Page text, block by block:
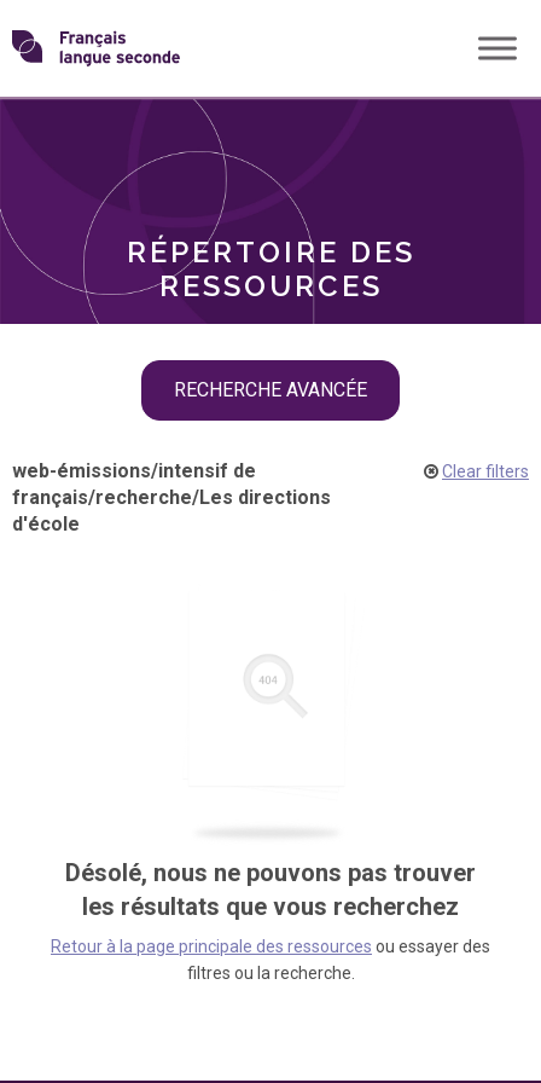
Skip
toTransformons
langue
RÉPERTOIRE DES
RESSOURCES
RECHERCHE AVANCÉE
THÈMES
web-émissions/intensif de
français/recherche/Les directions
d'école
Clear filters
Désolé, nous ne pouvons pas trouver
les résultats que vous recherchez
Retour à la page principale des ressources ou essayer des
filtres ou la recherche.